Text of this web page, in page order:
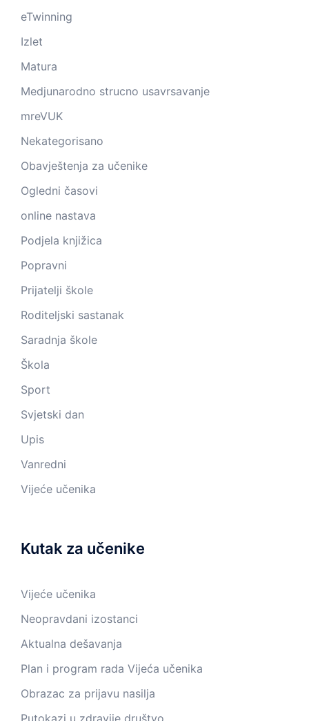
eTwinning
Izlet
Matura
Medjunarodno strucno usavrsavanje
mreVUK
Nekategorisano
Obavještenja za učenike
Ogledni časovi
online nastava
Podjela knjižica
Popravni
Prijatelji škole
Roditeljski sastanak
Saradnja škole
Škola
Sport
Svjetski dan
Upis
Vanredni
Vijeće učenika
Kutak za učenike
Vijeće učenika
Neopravdani izostanci
Aktualna dešavanja
Plan i program rada Vijeća učenika
Obrazac za prijavu nasilja